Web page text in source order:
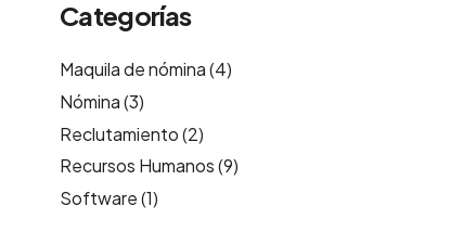
Categorías
Maquila de nómina(4)
Nómina(3)
Reclutamiento(2)
Recursos Humanos(9)
Software(1)